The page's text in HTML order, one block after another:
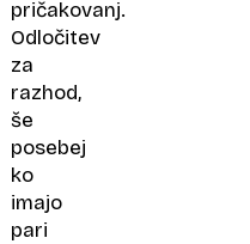
pričakovanj.
Odločitev
za
razhod,
še
posebej
ko
imajo
pari